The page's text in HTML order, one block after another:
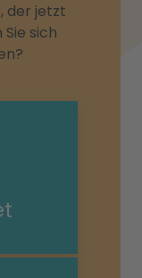
der jetzt
sich